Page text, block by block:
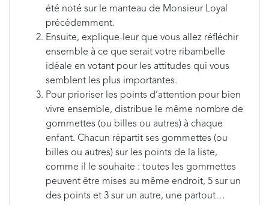
été noté sur le manteau de Monsieur Loyal
précédemment.
Ensuite, explique-leur que vous allez réfléchir
ensemble à ce que serait votre ribambelle
idéale en votant pour les attitudes qui vous
semblent les plus importantes.
Pour prioriser les points d’attention pour bien
vivre ensemble, distribue le même nombre de
gommettes (ou billes ou autres) à chaque
enfant. Chacun répartit ses gommettes (ou
billes ou autres) sur les points de la liste,
comme il le souhaite : toutes les gommettes
peuvent être mises au même endroit, 5 sur un
des points et 3 sur un autre, une partout…